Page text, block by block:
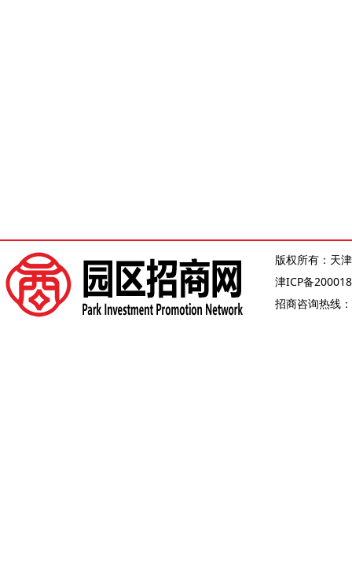
版权所有：天
津ICP备
招商咨询热线：